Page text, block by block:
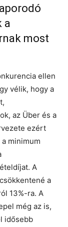
a
most
ellen
vélik, hogy a
az Über és a
ezért
minimum
A
a
13%-ra. A
még az is,
idősebb